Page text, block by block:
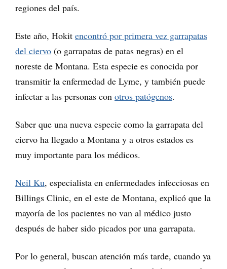
regiones del país.
Este año, Hokit encontró por primera vez garrapatas
del ciervo (o garrapatas de patas negras) en el
noreste de Montana. Esta especie es conocida por
transmitir la enfermedad de Lyme, y también puede
infectar a las personas con otros patógenos.
Saber que una nueva especie como la garrapata del
ciervo ha llegado a Montana y a otros estados es
muy importante para los médicos.
Neil Ku, especialista en enfermedades infecciosas en
Billings Clinic, en el este de Montana, explicó que la
mayoría de los pacientes no van al médico justo
después de haber sido picados por una garrapata.
Por lo general, buscan atención más tarde, cuando ya